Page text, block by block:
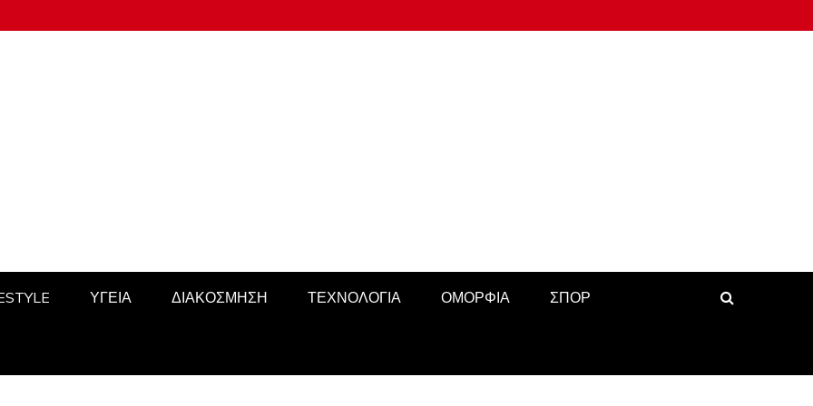
ΥΓΕΙΑ ΔΙΑΚΟΣΜΗΣΗ ΤΕΧΝΟΛΟΓΙΑ ΟΜΟΡΦΙΑ ΣΠΟΡ